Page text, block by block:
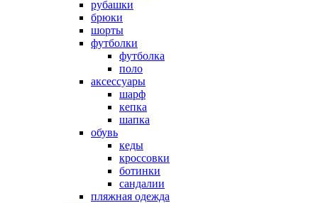
рубашки
брюки
шорты
футболки
футболка
поло
аксессуары
шарф
кепка
шапка
обувь
кеды
кроссовки
ботинки
сандалии
пляжная одежда